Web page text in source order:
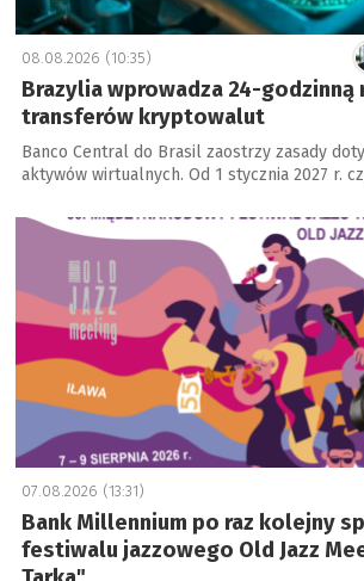
08.08.2026 (10:35)
Brazylia wprowadza 24-godzinną
transferów kryptowalut
Banco Central do Brasil zaostrzy zasady
aktywów wirtualnych. Od 1 stycznia 2027 r.
a
07.08.2026 (13:31)
Bank Millennium po raz kolejny
festiwalu jazzowego Old Jazz